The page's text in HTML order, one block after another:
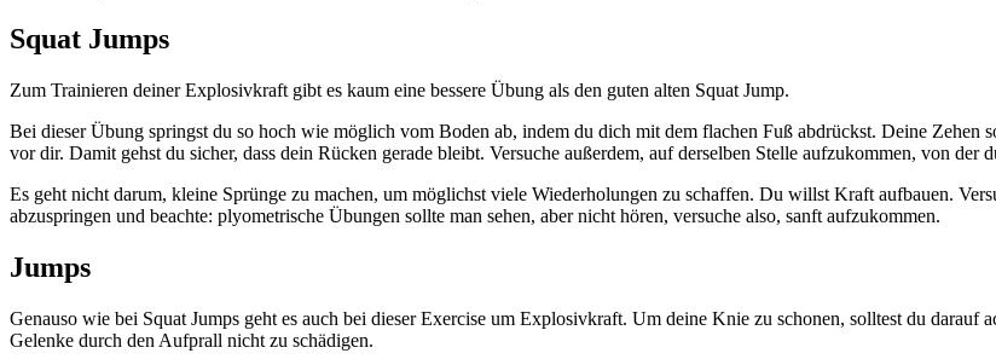
Squat Jumps
Zum Trainieren deiner Explosivkraft gibt es kaum eine bessere Übung als den guten alten Squat Jump.
Bei dieser Übung springst du so hoch wie möglich vom Boden ab, indem du dich mit dem flachen Fuß abdrückst. Deine Zehen
vor dir. Damit gehst du sicher, dass dein Rücken gerade bleibt. Versuche außerdem, auf derselben Stelle aufzukommen, von der
Es geht nicht darum, kleine Sprünge zu machen, um möglichst viele Wiederholungen zu schaffen. Du willst Kraft aufbauen.
abzuspringen und beachte: plyometrische Übungen sollte man sehen, aber nicht hören, versuche also, sanft aufzukommen.
Jumps
Genauso wie bei Squat Jumps geht es auch bei dieser Exercise um Explosivkraft. Um deine Knie zu schonen, solltest du
Gelenke durch den Aufprall nicht zu schädigen.